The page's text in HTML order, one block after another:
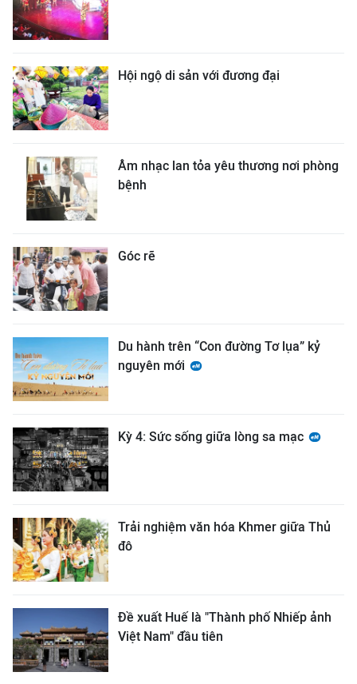
Hội ngộ di sản với đương đại
Âm nhạc lan tỏa yêu thương nơi phòng
bệnh
Góc rẽ
Du hành trên “Con đường Tơ lụa” kỷ
nguyên mới
Kỳ 4: Sức sống giữa lòng sa mạc
Trải nghiệm văn hóa Khmer giữa Thủ
đô
Đề xuất Huế là "Thành phố Nhiếp ảnh
Việt Nam" đầu tiên